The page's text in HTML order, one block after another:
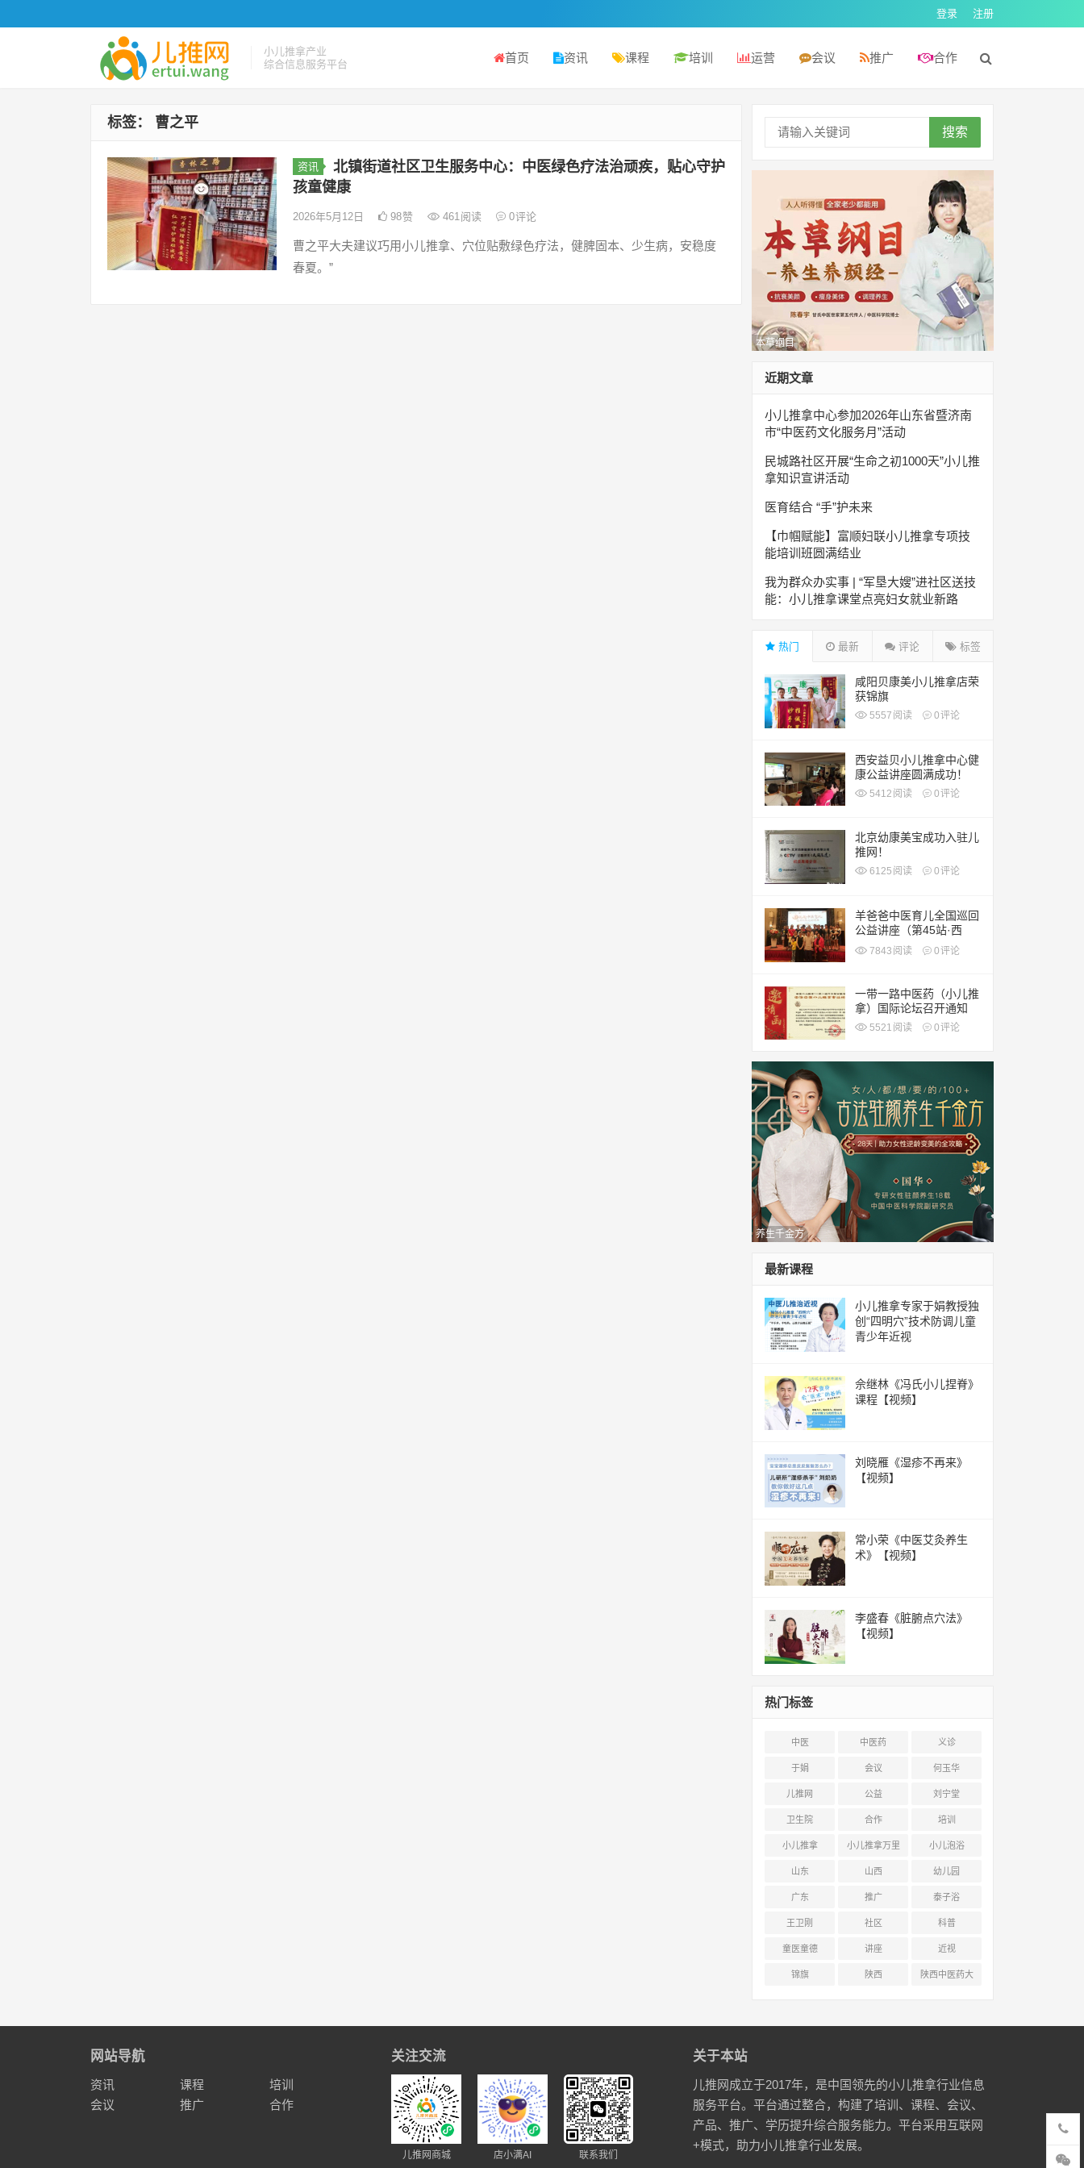
登录 注册
小儿推拿产业
综合信息服务平台
首页 资讯 课程 培训 运营 会议 推广 合作
标签： 曹之平
资讯
北镇街道社区卫生服务中心：中医绿色疗法治顽疾，贴心守护
孩童健康
2026年5月12日 98赞 461阅读 0评论
曹之平大夫建议巧用小儿推拿、穴位贴敷绿色疗法，健脾固本、少生病，安稳度
春夏。”
搜索
本草纲目
近期文章
小儿推拿中心参加2026年山东省暨济南
市“中医药文化服务月”活动
民城路社区开展“生命之初1000天”小儿推
拿知识宣讲活动
医育结合 “手”护未来
【巾帼赋能】富顺妇联小儿推拿专项技
能培训班圆满结业
我为群众办实事 | “军垦大嫂”进社区送技
能：小儿推拿课堂点亮妇女就业新路
热门 最新 评论 标签
咸阳贝康美小儿推拿店荣
获锦旗
5557 阅读 0评论
西安益贝小儿推拿中心健
康公益讲座圆满成功！
5412 阅读 0评论
北京幼康美宝成功入驻儿
推网！
6125 阅读 0评论
羊爸爸中医育儿全国巡回
公益讲座（第45站·西
安）7843 阅读 0评论
一带一路中医药（小儿推
拿）国际论坛召开通知
5521 阅读 0评论
养生千金方
最新课程
小儿推拿专家于娟教授独
创“四明穴”技术防调儿童
青少年近视
佘继林《冯氏小儿捏脊》
课程【视频】
刘晓雁《湿疹不再来》
【视频】
常小荣《中医艾灸养生
术》【视频】
李盛春《脏腑点穴法》
【视频】
热门标签
中医 中医药 义诊
于娟 会议 何玉华
儿推网 公益 刘宁堂
卫生院 合作 培训
小儿推拿 小儿推拿万里
行
小儿泡浴
山东 山西 幼儿园
广东 推广 泰子浴
王卫刚 社区 科普
童医童德 讲座 近视
锦旗 陕西 陕西中医药大
网站导航
资讯 课程
培训
会议
推广 合作
关注交流
儿推网商城 店小满AI 联系我们
关于本站
儿推网成立于2017年，是中国领先的小儿推拿行业信息
服务平台。平台通过整合，构建了培训、课程、会议、
产品、推广、学历提升综合服务能力。平台采用互联网
+模式，助力小儿推拿行业发展。